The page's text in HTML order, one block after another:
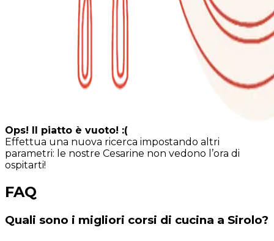
Ops! Il piatto è vuoto! :(
Effettua una nuova ricerca impostando altri
parametri: le nostre Cesarine non vedono l’ora di
ospitarti!
FAQ
Quali sono i migliori corsi di cucina a Sirolo?